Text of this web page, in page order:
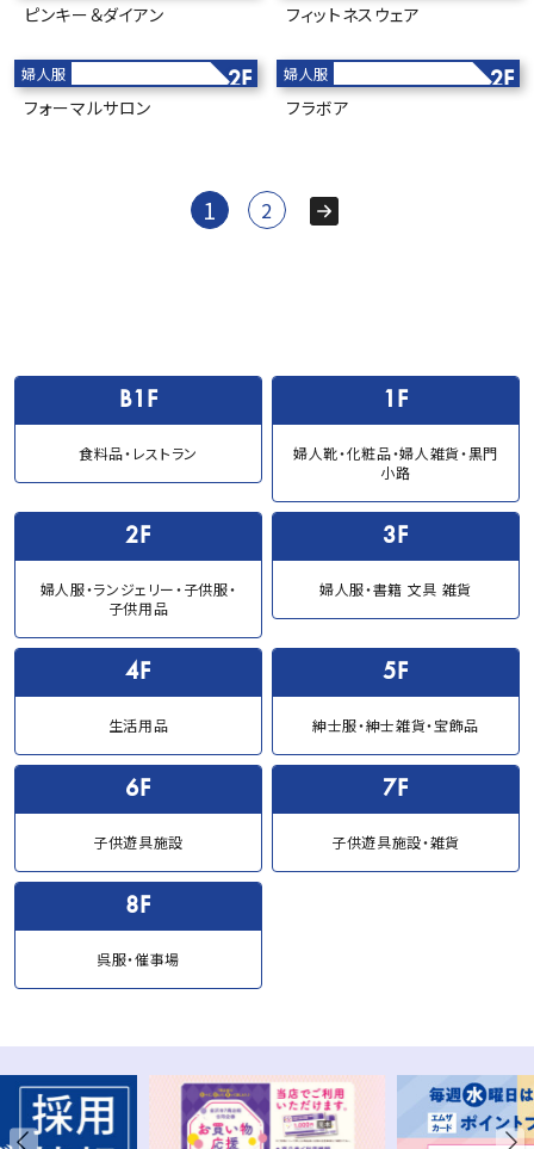
ピンキー＆ダイアン フィットネスウェア
2F
婦人服
フォーマルサロン
2F
婦人服
フラボア
投
ペ
ー
ジ
送
り
1 2
B1F
食料品・レストラン
1F
婦人靴・化粧品・婦人雑貨・黒門
小路
2F
婦人服・ランジェリー・子供服・
子供用品
3F
婦人服・書籍 文具 雑貨
4F
生活用品
5F
紳士服・紳士雑貨・宝飾品
6F
子供遊具施設
7F
子供遊具施設・雑貨
8F
呉服・催事場